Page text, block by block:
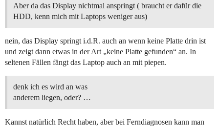
Aber da das Display nichtmal anspringt ( braucht er dafür die
HDD, kenn mich mit Laptops weniger aus)
nein, das Display springt i.d.R. auch an wenn keine Platte drin ist
und zeigt dann etwas in der Art „keine Platte gefunden“ an. In
seltenen Fällen fängt das Laptop auch an mit piepen.
denk ich es wird an was
anderem liegen, oder? …
Kannst natürlich Recht haben, aber bei Ferndiagnosen kann man